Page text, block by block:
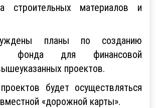
строительных материалов и
планы по созданию
фонда для финансовой
проектов.
будет осуществляться
«дорожной карты».